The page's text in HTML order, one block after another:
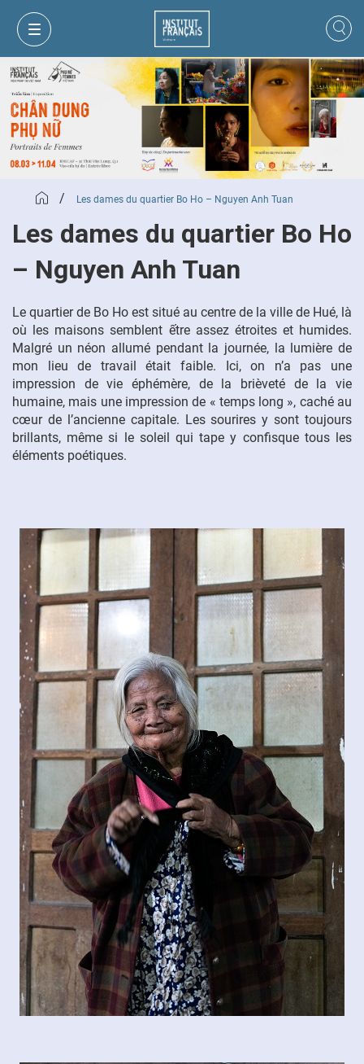
MON PANIER CONNEXION
FR
VI
FR
/ Les dames du quartier Bo Ho – Nguyen Anh Tuan
Les dames du quartier Bo Ho
– Nguyen Anh Tuan
Le quartier de Bo Ho est situé au centre de la ville de Hué, là
où les maisons semblent ếtre assez étroites et humides.
Malgré un néon allumé pendant la journée, la lumière de
mon lieu de travail était faible. Ici, on n’a pas une
impression de vie éphémère, de la brièveté de la vie
humaine, mais une impression de « temps long », caché au
cœur de l’ancienne capitale. Les sourires y sont toujours
brillants, même si le soleil qui tape y confisque tous les
éléments poétiques.